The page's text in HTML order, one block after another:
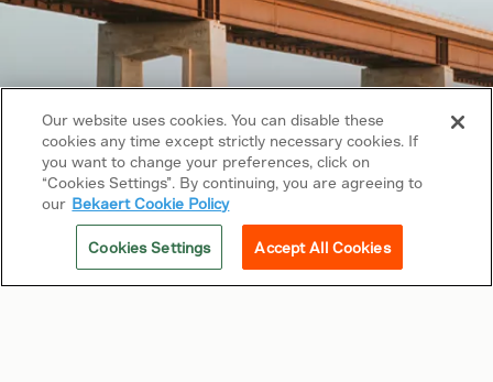
Copyright © 2026 Bekaert. Tous droits réservés
Our website uses cookies. You can disable these
cookies any time except strictly necessary cookies. If
you want to change your preferences, click on
“Cookies Settings”. By continuing, you are agreeing to
our Bekaert Cookie Policy
Cookies Settings Accept All Cookies